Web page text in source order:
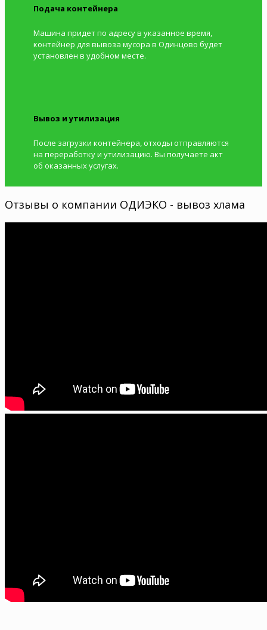
Подача контейнера
Машина придет по адресу в указанное время,
контейнер для вывоза мусора в Одинцово будет
установлен в удобном месте.
Вывоз и утилизация
После загрузки контейнера, отходы отправляются
на переработку и утилизацию. Вы получаете акт
об оказанных услугах.
Отзывы о компании ОДИЭКО - вывоз хлама